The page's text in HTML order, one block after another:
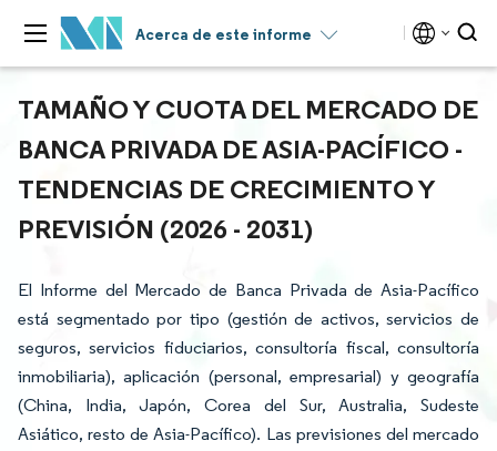
Acerca de este informe
TAMAÑO Y CUOTA DEL MERCADO DE
BANCA PRIVADA DE ASIA-PACÍFICO -
TENDENCIAS DE CRECIMIENTO Y
PREVISIÓN (2026 - 2031)
El Informe del Mercado de Banca Privada de Asia-Pacífico
está segmentado por tipo (gestión de activos, servicios de
seguros, servicios fiduciarios, consultoría fiscal, consultoría
inmobiliaria), aplicación (personal, empresarial) y geografía
(China, India, Japón, Corea del Sur, Australia, Sudeste
Asiático, resto de Asia-Pacífico). Las previsiones del mercado